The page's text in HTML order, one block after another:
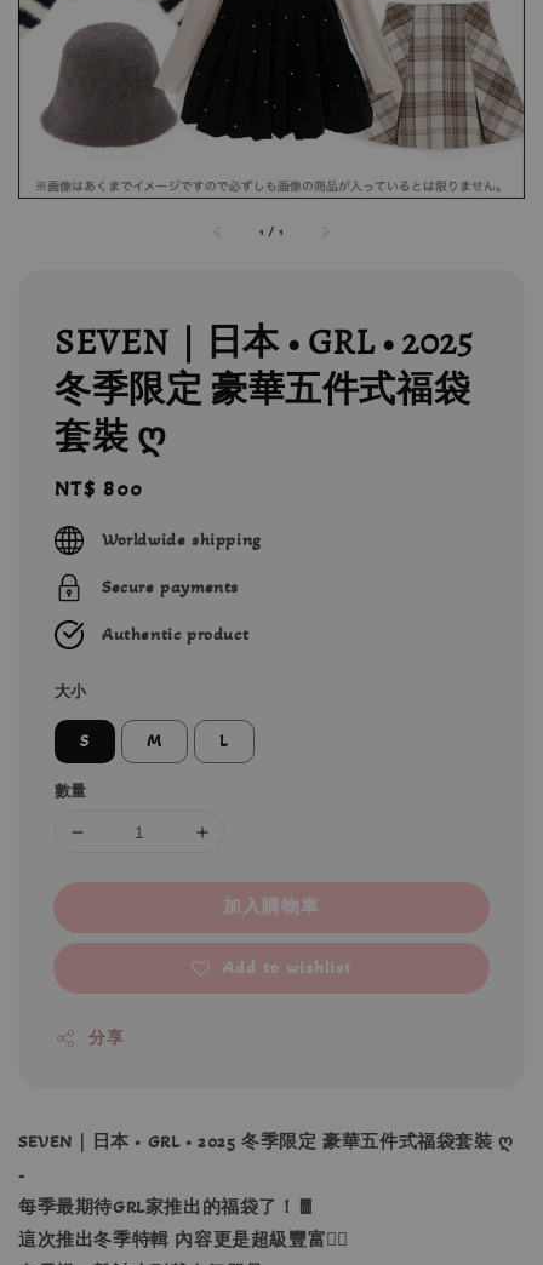
1 /1
SEVEN｜日本 • GRL • 2025
冬季限定 豪華五件式福袋
套裝 ღ
Regular
price
NT$ 800
Worldwide shipping
Secure payments
Authentic product
大小
S M L
數量
加入購物車
Add to wishlist
分享
SEVEN｜日本 • GRL • 2025 冬季限定 豪華五件式福袋套裝 ღ
-
每季最期待GRL家推出的福袋了！🧧
這次推出冬季特輯 內容更是超級豐富❤️‍🔥